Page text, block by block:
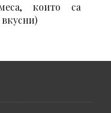
които са